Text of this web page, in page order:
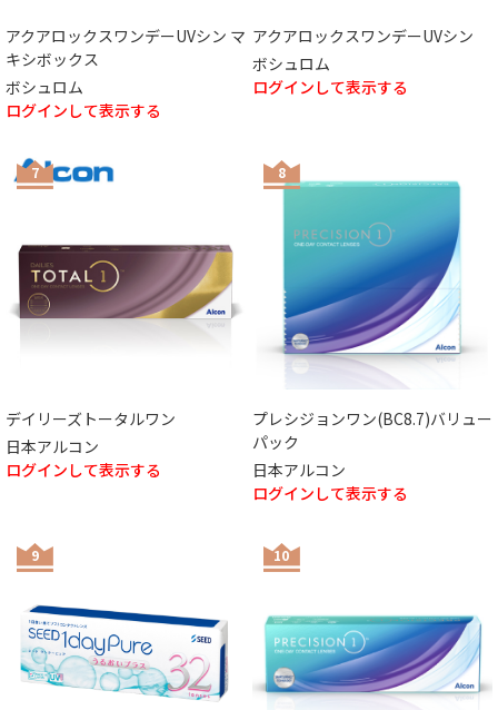
アクアロックスワンデーUVシン マ
キシボックス
ボシュロム
ログインして表示する
アクアロックスワンデーUVシン
ボシュロム
ログインして表示する
7
デイリーズトータルワン
日本アルコン
ログインして表示する
8
プレシジョンワン(BC8.7)バリュー
パック
日本アルコン
ログインして表示する
9 10